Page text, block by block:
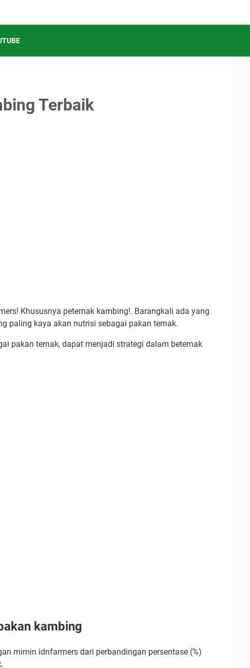
Terbaik
Khususnya peternak kambing!. Barangkali ada yang
paling kaya akan nutrisi sebagai pakan ternak.
pakan ternak, dapat menjadi strategi dalam beternak
kambing
mimin idnfarmers dari perbandingan persentase (%)